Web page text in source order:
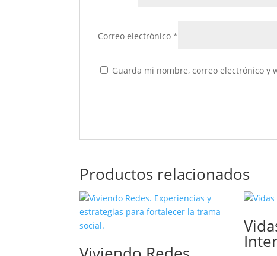
Correo electrónico*
Guarda mi nombre, correo electrónico y
Productos relacionados